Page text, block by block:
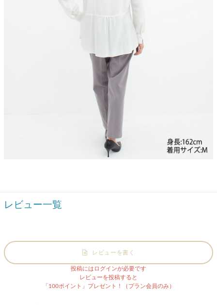
レビュー一覧
レビューを書く
投稿にはログインが必要です
レビューを投稿すると
「100ポイント」プレゼント！（プラン会員のみ）